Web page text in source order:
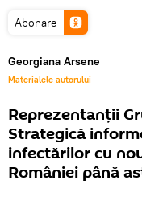
Abonare
Georgiana Arsene
Materialele autorului
Reprezentanții
Strategică
infectărilor cu
României până